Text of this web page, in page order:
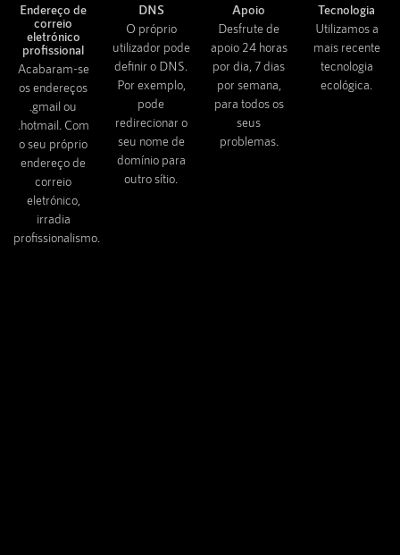
Endereço de
correio
eletrónico
profissional
Acabaram-se
os endereços
.gmail ou
.hotmail. Com
o seu próprio
endereço de
correio
eletrónico,
irradia
profissionalismo.
DNS
O próprio
utilizador pode
definir o DNS.
Por exemplo,
pode
redirecionar o
seu nome de
domínio para
outro sítio.
Apoio
Desfrute de
apoio 24 horas
por dia, 7 dias
por semana,
para todos os
seus
problemas.
Tecnologia
Utilizamos a
mais recente
tecnologia
ecológica.